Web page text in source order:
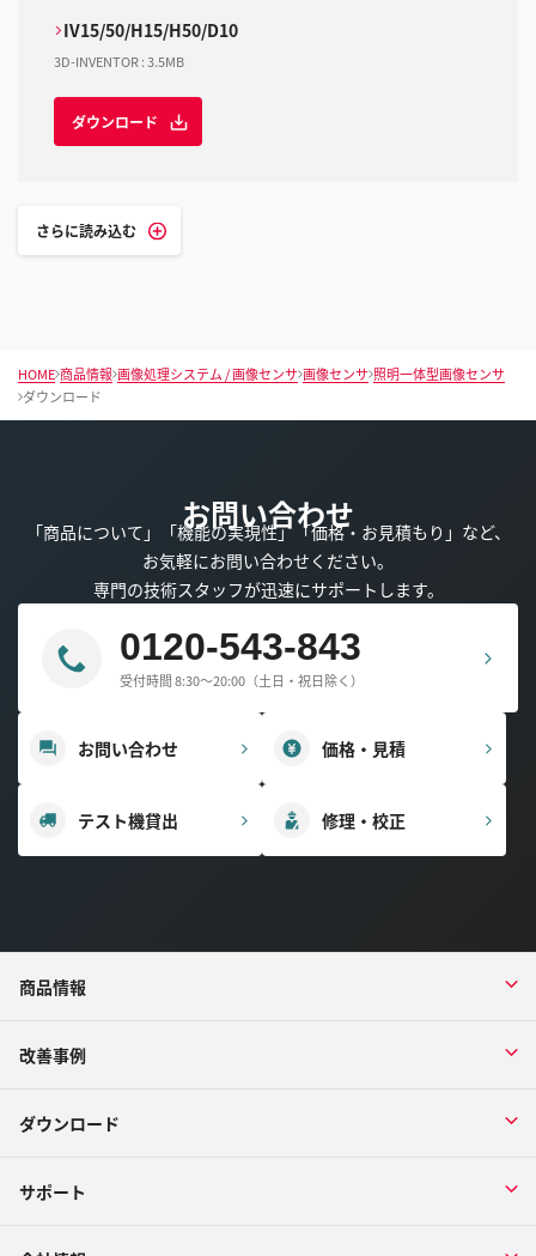
IV15/50/H15/H50/D10
3D-INVENTOR:3.5MB
ダウンロード
さらに読み込む
HOME 商品情報 画像処理システム / 画像センサ 画像センサ 照明一体型画像センサ
ダウンロード
お問い合わせ
「商品について」「機能の実現性」「価格・お見積もり」など、
お気軽にお問い合わせください。
専門の技術スタッフが迅速にサポートします。
0120-543-843
受付時間 8:30～20:00（土日・祝日除く）
お問い合わせ 価格・見積
テスト機貸出 修理・校正
商品情報
改善事例
ダウンロード
サポート